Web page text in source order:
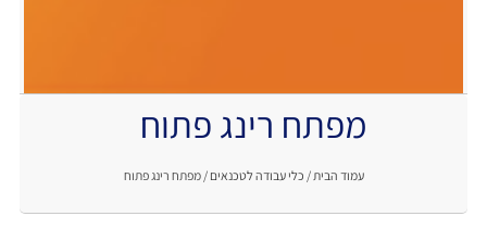
מפתח רינג פתוח
עמוד הבית/ כלי עבודה לטכנאים / מפתח רינג פתוח